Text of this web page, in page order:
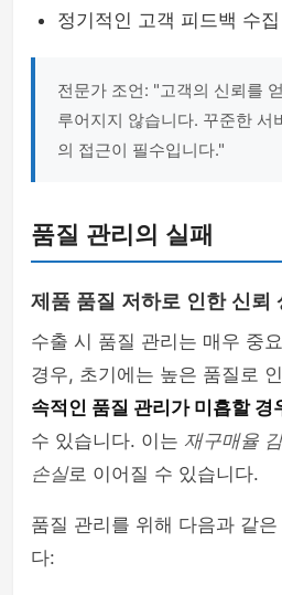
정기적인 고객 피드백 수
전문가 조언: "고객의 신뢰를
루어지지 않습니다. 꾸준한 서
의 접근이 필수입니다."
품질 관리의 실패
제품 품질 저하로 인한 신뢰
수출 시 품질 관리는 매우 중
경우, 초기에는 높은 품질로
속적인 품질 관리가 미흡할 경
수 있습니다. 이는 재구매율
손실로 이어질 수 있습니다.
품질 관리를 위해 다음과 같
다: